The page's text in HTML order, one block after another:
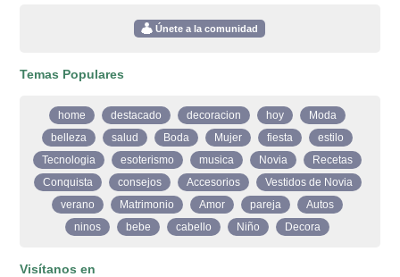
Únete a la comunidad
Temas Populares
home destacado decoracion hoy
Moda
belleza
salud Boda Mujer fiesta
estilo
Tecnologia
esoterismo musica Novia
Recetas
Conquista
consejos Accesorios
Vestidos de Novia
verano
Matrimonio Amor pareja
Autos
ninos
bebe cabello Niño Decora
Visítanos en